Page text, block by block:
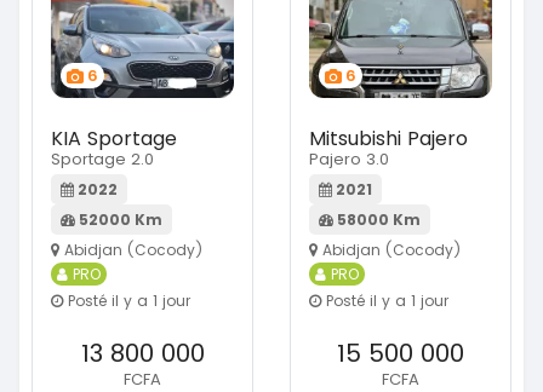
6
KIA Sportage
Sportage 2.0
2022
52000 Km
Abidjan (Cocody)
PRO
Posté il y a 1 jour
13 800 000
FCFA
6
Mitsubishi Pajero
Pajero 3.0
2021
58000 Km
Abidjan (Cocody)
PRO
Posté il y a 1 jour
15 500 000
FCFA